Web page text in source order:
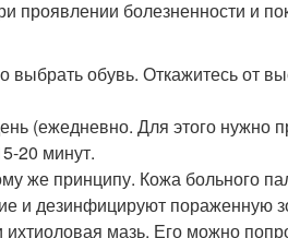
проявлении болезненности и
выбрать обувь. Откажитесь от
(ежедневно. Для этого нужно
20 минут.
же принципу. Кожа больного
и дезинфицируют пораженную
мазь. Его можно